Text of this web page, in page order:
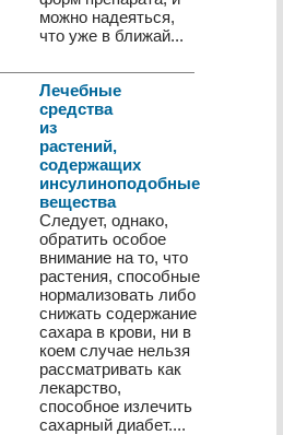
можно надеяться,
что уже в ближай...
Лечебные
средства
из
растений,
содержащих
инсулиноподобные
вещества
Следует, однако,
обратить особое
внимание на то, что
растения, способные
нормализовать либо
снижать содержание
сахара в крови, ни в
коем случае нельзя
рас­сматривать как
лекарство,
способное излечить
сахар­ный диабет....